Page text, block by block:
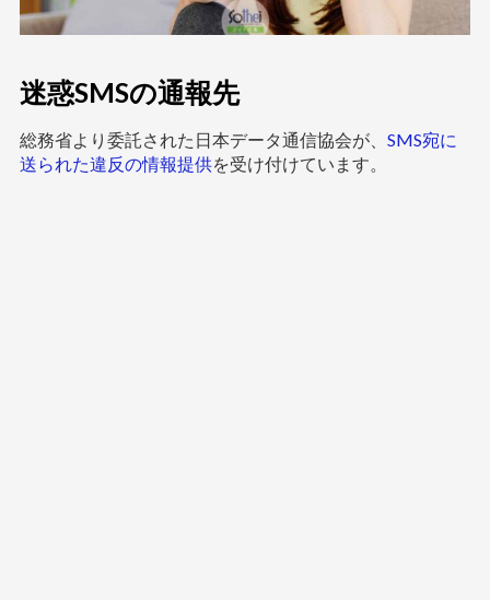
迷惑SMSの通報先
総務省より委託された日本データ通信協会が、 SMS宛に
送られた違反の情報提供を受け付けています。